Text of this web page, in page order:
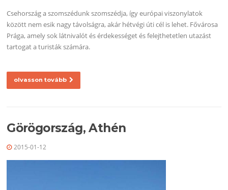
Csehország a szomszédunk szomszédja, így európai viszonylatok
között nem esik nagy távolságra, akár hétvégi úti cél is lehet. Fővárosa
Prága, amely sok látnivalót és érdekességet és felejthetetlen utazást
tartogat a turisták számára.
olvasson tovább
Görögország, Athén
2015-01-12